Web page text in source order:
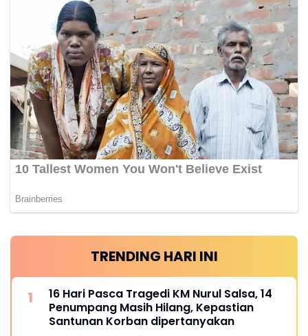
TRENDING HARI INI
16 Hari Pasca Tragedi KM Nurul Salsa, 14
Penumpang Masih Hilang, Kepastian
Santunan Korban dipertanyakan